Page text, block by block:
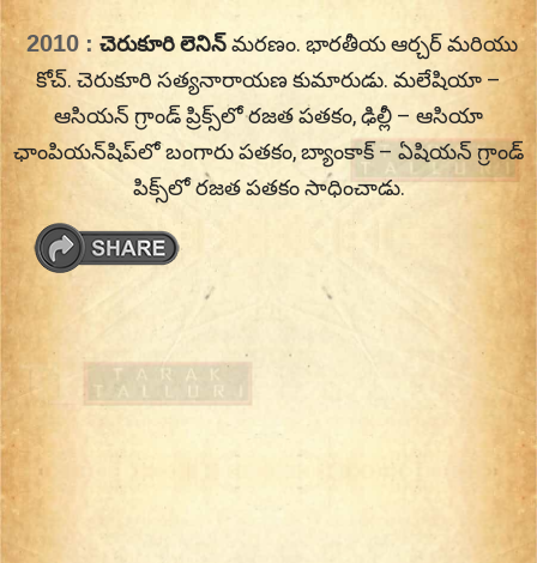
Skip
content
On This Day
Today in History | On This Day | This Day in
History | Today in India | What Happened
Today in India | Charitralo eroju | charitra lo
eroju |
2010 : చెరుకూరి లెనిన్మరణం. భారతీయ ఆర్చర్ మరియు
కోచ్. చెరుకూరి సత్యనారాయణ కుమారుడు. మలేషియా –
ఆసియన్ గ్రాండ్ ప్రిక్స్‌లో రజత పతకం, ఢిల్లీ – ఆసియా
ఛాంపియన్‌షిప్‌లో బంగారు పతకం, బ్యాంకాక్ – ఏషియన్ గ్రాండ్
పిక్స్‌లో రజత పతకం సాధించాడు.